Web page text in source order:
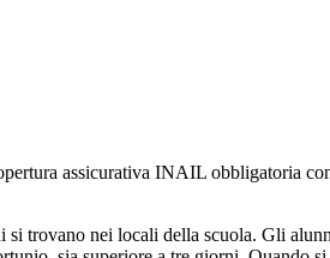
assicurativa INAIL obbligatoria
trovano nei locali della scuola. Gli